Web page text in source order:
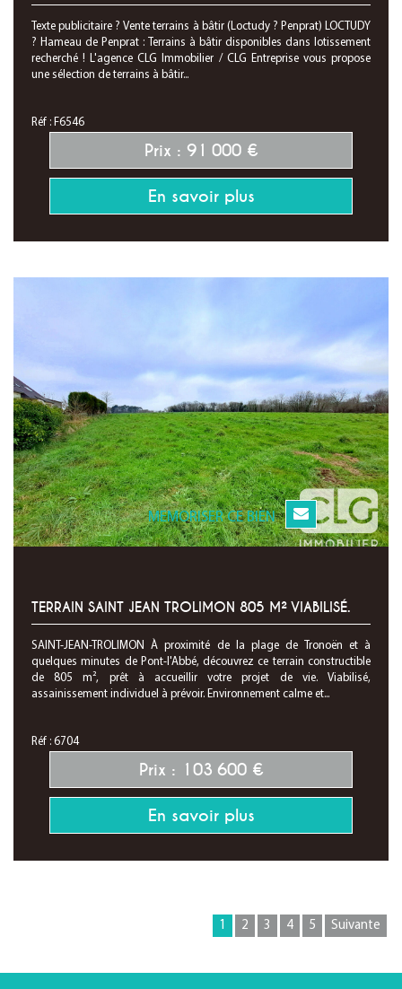
Texte publicitaire ? Vente terrains à bâtir (Loctudy ? Penprat) LOCTUDY
? Hameau de Penprat : Terrains à bâtir disponibles dans lotissement
recherché ! L'agence CLG Immobilier / CLG Entreprise vous propose
une sélection de terrains à bâtir...
Réf : F6546
Prix : 91 000 €
En savoir plus
MEMORISER CE BIEN
TERRAIN SAINT JEAN TROLIMON 805 M² VIABILISÉ.
SAINT-JEAN-TROLIMON À proximité de la plage de Tronoën et à
quelques minutes de Pont-l'Abbé, découvrez ce terrain constructible
de 805 m², prêt à accueillir votre projet de vie. Viabilisé,
assainissement individuel à prévoir. Environnement calme et...
Réf : 6704
Prix : 103 600 €
En savoir plus
1 2 3 4 5 Suivante